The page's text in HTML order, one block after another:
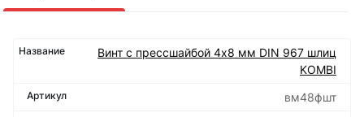
Винт с прессшайбой 4х8 мм DIN 967 шлиц
KOMBI
вм48фшт